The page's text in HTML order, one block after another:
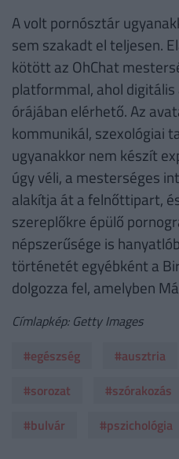
A volt pornósztár
sem szakadt el teljesen.
kötött az OhChat
platformmal, ahol
órájában elérhető. Az
kommunikál, szexológiai
ugyanakkor nem készít
úgy véli, a mesterséges
alakítja át a felnőttipart,
szereplőkre épülő
népszerűsége is
történetét egyébként a
dolgozza fel, amelyben
Címlapkép: Getty Images
#egészség
#ausztria
#sorozat
#szórakozás
#bulvár
#pszichológia